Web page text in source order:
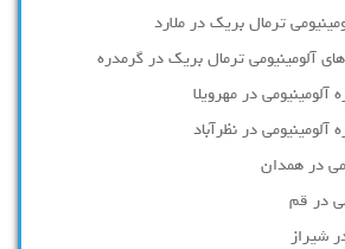
ترمال بریک در ملارد
آلومینیومی ترمال بریک در گرمدره
آلومینیومی در مهرویلا
آلومینیومی در نظرآباد
در همدان
در قم
شیراز